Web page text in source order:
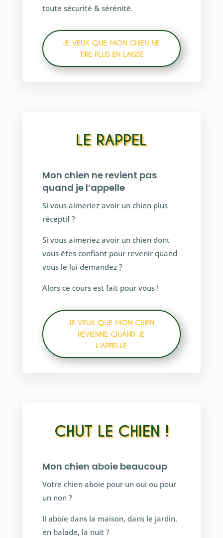
toute sécurité & sérénité.
JE VEUX QUE MON CHIEN NE
TIRE PLUS EN LAISSE
LE RAPPEL
Mon chien ne revient pas
quand je l’appelle
Si vous aimeriez avoir un chien plus
réceptif ?
Si vous aimeriez avoir un chien dont
vous êtes confiant pour revenir quand
vous le lui demandez ?
Alors ce cours est fait pour vous !
JE VEUX QUE MON CHIEN
REVIENNE QUAND JE
L'APPELLE
CHUT LE CHIEN !
Mon chien aboie beaucoup
Votre chien aboie pour un oui ou pour
un non ?
Il aboie dans la maison, dans le jardin,
en balade, la nuit ?